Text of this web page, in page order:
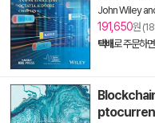
John Wiley
191,650원
택배로 주문하면